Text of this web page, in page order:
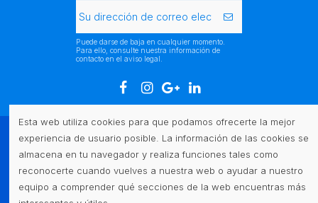
Puede darse de baja en cualquier momento.
Para ello, consulte nuestra información de
contacto en el aviso legal.
Atención al cliente
Esta web utiliza cookies para que podamos ofrecerte la mejor
experiencia de usuario posible. La información de las cookies se
almacena en tu navegador y realiza funciones tales como
reconocerte cuando vuelves a nuestra web o ayudar a nuestro
equipo a comprender qué secciones de la web encuentras más